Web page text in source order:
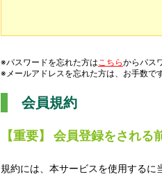
※パスワードを忘れた方はこちらからパス
※メールアドレスを忘れた方は、お手数です
会員規約
【重要】 会員登録をされる
規約には、本サービスを使用するに